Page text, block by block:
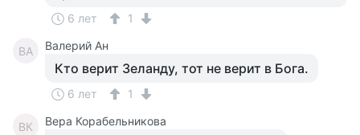
6 лет 1
ВА Валерий Ан
Кто верит Зеланду, тот не верит в Бога.
6 лет 1
ВК Вера Корабельникова